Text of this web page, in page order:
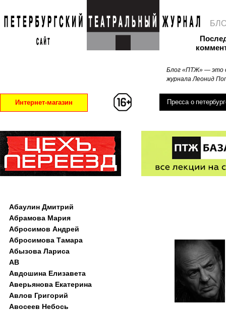
Блог «ПТЖ» — это
журнала Леонид
Интернет-магазин Пресса о
Абаулин Дмитрий
Абрамова Мария
Абросимов Андрей
Абросимова Тамара
Абызова Лариса
АВ
Авдошина Елизавета
Аверьянова Екатерина
Авлов Григорий
Авосеев Небось